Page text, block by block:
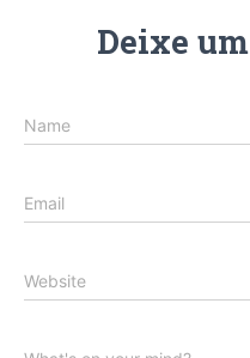
Deixe
Name
Email
Website